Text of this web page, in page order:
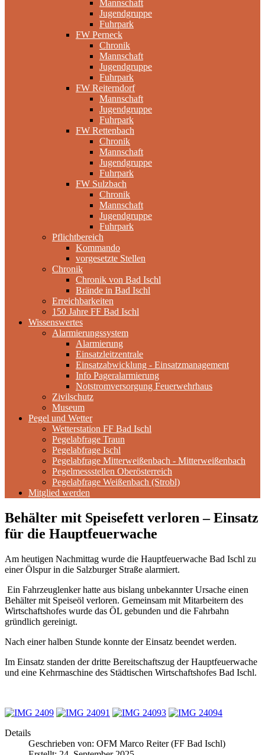
Mannschaft
Jugendgruppe
Fuhrpark
FW Perneck
Chronik
Mannschaft
Jugendgruppe
Fuhrpark
FW Reiterndorf
Mannschaft
Jugendgruppe
Fuhrpark
FW Rettenbach
Chronik
Mannschaft
Jugendgruppe
Fuhrpark
FW Sulzbach
Chronik
Mannschaft
Jugendgruppe
Fuhrpark
Pflichtbereich
Kommando
vorgesetzte Stellen
Chronik
Chronik von Bad Ischl
Brände in Bad Ischl
Erreichbarkeiten
150 Jahre FF Bad Ischl
Wissenswertes
Alarmierungssystem
Alarmierung
Einsatzleitzentrale
Einsatzabwicklung - Einsatzmanagement
Info Pageralarmierung
Notstromversorgung Feuerwehrhaus
Zivilschutz
Museum
Pegel und Wetter
Wetterstation FF Bad Ischl
Pegelabfrage Traun
Pegelabfrage Ischl
Pegelabfrage Mitterweißenbach - Mitterweißenbach
Pegelmessstellen Oberösterreich
Pegelabfrage Weißenbach (Strobl)
Mitglied werden
Behälter mit Speisefett verloren – Einsatz
für die Hauptfeuerwache
Am heutigen Nachmittag wurde die Hauptfeuerwache Bad Ischl zu
einer Ölspur in die Salzburger Straße alarmiert.
Ein Fahrzeuglenker hatte aus bislang unbekannter Ursache einen
Behälter mit Speiseöl verloren. Gemeinsam mit Mitarbeitern des
Wirtschaftshofes wurde das ÖL gebunden und die Fahrbahn
gründlich gereinigt.
Nach einer halben Stunde konnte der Einsatz beendet werden.
Im Einsatz standen der dritte Bereitschaftszug der Hauptfeuerwache
und eine Kehrmaschine des Städtischen Wirtschaftshofes Bad Ischl.
Details
Geschrieben von: OFM Marco Reiter (FF Bad Ischl)